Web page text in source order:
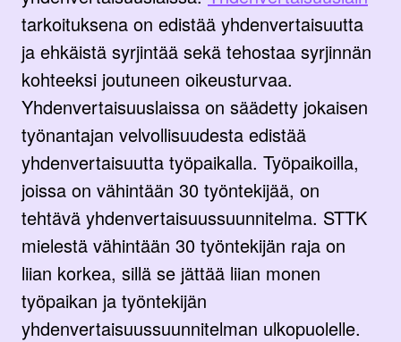
tarkoituksena on edistää yhdenvertaisuutta
ja ehkäistä syrjintää sekä tehostaa syrjinnän
kohteeksi joutuneen oikeusturvaa.
Yhdenvertaisuuslaissa on säädetty jokaisen
työnantajan velvollisuudesta edistää
yhdenvertaisuutta työpaikalla. Työpaikoilla,
joissa on vähintään 30 työntekijää, on
tehtävä yhdenvertaisuussuunnitelma. STTK
mielestä vähintään 30 työntekijän raja on
liian korkea, sillä se jättää liian monen
työpaikan ja työntekijän
yhdenvertaisuussuunnitelman ulkopuolelle.